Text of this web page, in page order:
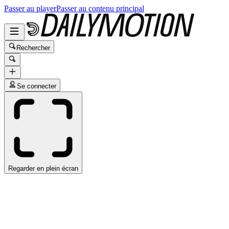
Passer au playerPasser au contenu principal
Rechercher
Se connecter
Regarder en plein écran